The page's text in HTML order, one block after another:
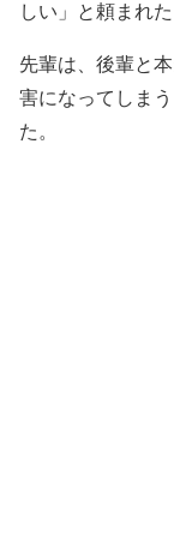
しい」と頼まれ
先輩は、後輩と
害になってしま
た。